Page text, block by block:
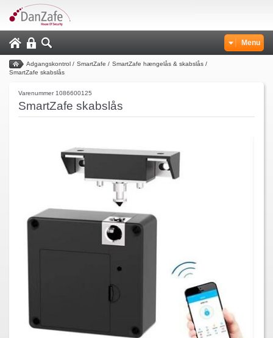
Menu
Adgangskontrol / SmartZafe / SmartZafe hængelås & skabslås /
SmartZafe skabslås
Varenummer 1086600125
SmartZafe skabslås